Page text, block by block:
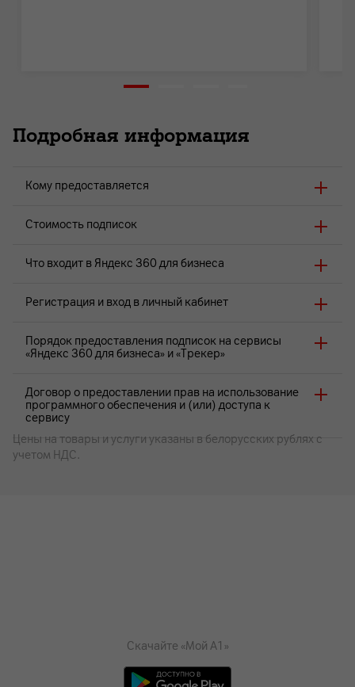
Подробная информация
Кому предоставляется
Стоимость подписок
Что входит в Яндекс 360 для бизнеса
Регистрация и вход в личный кабинет
Порядок предоставления подписок на сервисы
«Яндекс 360 для бизнеса» и «Трекер»
Договор о предоставлении прав на использование
программного обеспечения и (или) доступа к
сервису
Цены на товары и услуги указаны в белорусских рублях с
учетом НДС.
Скачайте «Мой А1»